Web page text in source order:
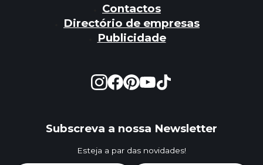
Contactos
Directório de empresas
Publicidade
Subscreva a nossa Newsletter
Esteja a par das novidades!